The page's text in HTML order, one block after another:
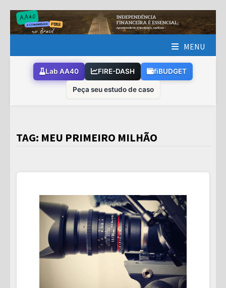
Skip
to
MENU
Lab AA40 FIRE-DASH fiBUDGET
Peça seu estudo de caso
TAG: MEU PRIMEIRO MILHÃO